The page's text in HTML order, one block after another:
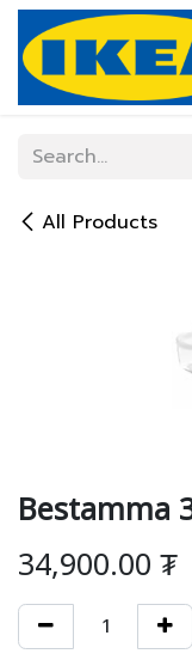
Skip to Content
All Products
Bestamma
34,900.00₮